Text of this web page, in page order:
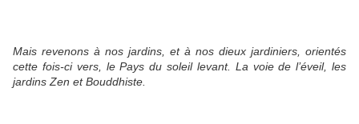
Mais revenons à nos jardins, et à nos dieux jardiniers, orientés
cette fois-ci vers, le Pays du soleil levant. La voie de l’éveil, les
jardins Zen et Bouddhiste.